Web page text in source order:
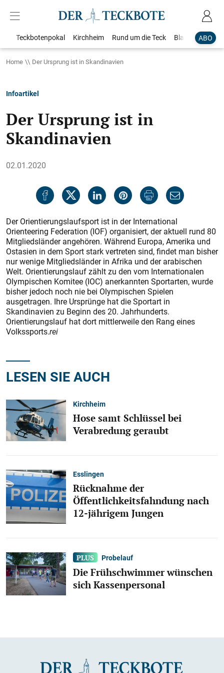
ABO
Teckbotenpokal Kirchheim Rund um die Teck Blaulicht
Home Der Ursprung ist in Skandinavien
Infoartikel
Der Ursprung ist in
Skandinavien
02.01.2020
Der Orientierungslaufsport ist in der International
Orienteering Federation (IOF) organisiert, der aktuell rund 80
Mitgliedsländer angehören. Während Europa, Amerika und
Ostasien in dem Sport stark vertreten sind, findet man bisher
nur wenige Mitgliedsländer in Afrika und der arabischen
Welt. Orientierungslauf zählt zu den vom Internationalen
Olympischen Komitee (IOC) anerkannten Sportarten, wurde
bisher jedoch noch nie bei Olympischen Spielen
ausgetragen. Ihre Ursprünge hat die Sportart in
Skandinavien zu Beginn des 20. Jahrhunderts.
Orientierungslauf hat dort mittlerweile den Rang eines
Volkssports.rei
LESEN SIE AUCH
Kirchheim
Hose samt Schlüssel bei
Verabredung geraubt
Esslingen
Rücknahme der
Öffentlichkeitsfahndung nach
12-jährigem Jungen
Probelauf
Die Frühschwimmer wünschen
sich Kassenpersonal